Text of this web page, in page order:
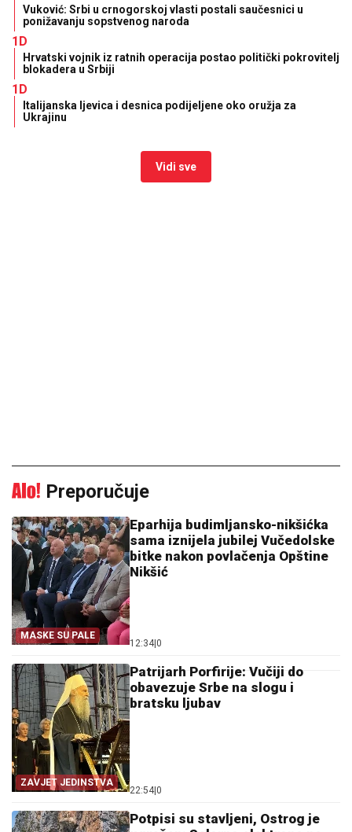
Vuković: Srbi u crnogorskoj vlasti postali saučesnici u
ponižavanju sopstvenog naroda
1D
Hrvatski vojnik iz ratnih operacija postao politički pokrovitelj
blokadera u Srbiji
1D
Italijanska ljevica i desnica podijeljene oko oružja za
Ukrajinu
Vidi sve
Preporučuje
MASKE SU PALE
Eparhija budimljansko-nikšićka
sama iznijela jubilej Vučedolske
bitke nakon povlačenja Opštine
Nikšić
12:34|0
ZAVJET JEDINSTVA
Patrijarh Porfirije: Vučiji do
obavezuje Srbe na slogu i
bratsku ljubav
22:54|0
Potpisi su stavljeni, Ostrog je